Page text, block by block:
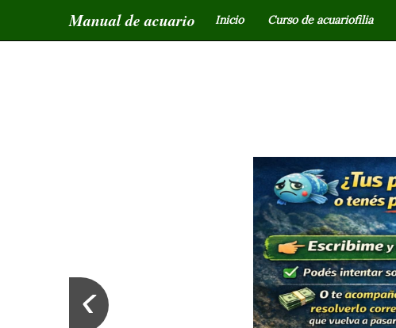
Manual de acuario Inicio Curso de acuariofilia
‹